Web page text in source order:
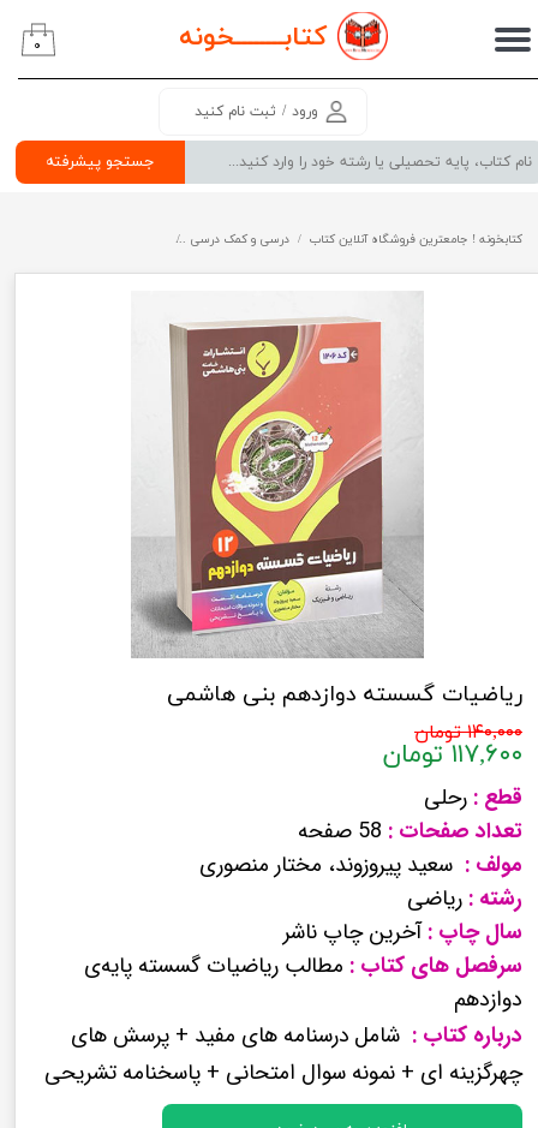
کتابــــــــخونه
جستجو پیشرفته
ورود / ثبت نام کنید
حساب کاربری من
سفارشات
۰
کتابخونه ! جامعترین فروشگاه آنلاین کتاب درسی و کمک درسی
ریاضیات گسسته دوازدهم بنی هاشمی
۱۴۰,۰۰۰ تومان
۱۱۷,۶۰۰ تومان
قطع : رحلی
تعداد صفحات :
مولف : سعید پیروزوند، مختار منصوری
رشته : ریاضی
سال چاپ :آخرین چاپ ناشر
سرفصل های کتاب : مطالب ریاضیات گسسته پایه‌ی
دوازدهم
درباره کتاب : شامل درسنامه های مفید + پرسش های
چهرگزینه ای + نمونه سوال امتحانی + پاسخنامه تشریحی